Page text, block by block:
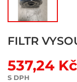
FILTR
537,24 Kč
S DPH